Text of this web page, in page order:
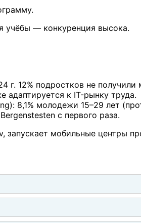
учёбы — конкуренция высока.
г. 12% подростков не
адаптируется к IT-рынку труда.
8,1% молодежи 15–29 лет
с первого раза.
запускает мобильные центры